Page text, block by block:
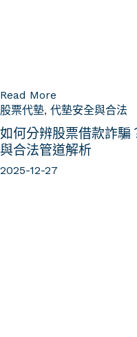
Read More
股票代墊, 代墊安全與合法
如何分辨股票借款詐騙
與合法管道解析
2025-12-27